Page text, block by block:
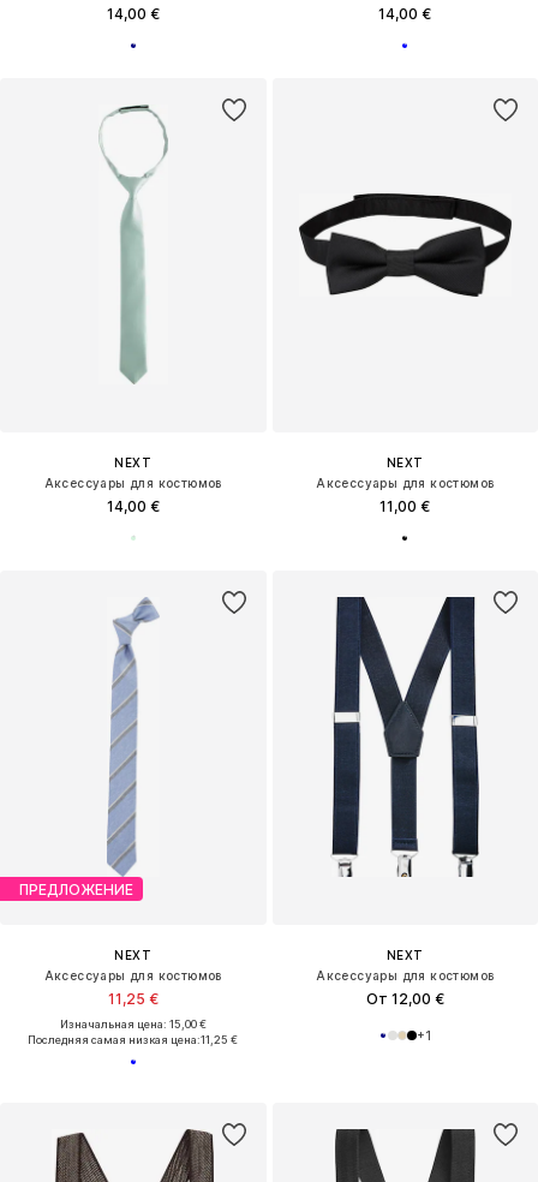
14,00 € 14,00 €
NEXT
Аксессуары для костюмов
14,00 €
NEXT
Аксессуары для костюмов
11,00 €
ПРЕДЛОЖЕНИЕ
NEXT
Аксессуары для костюмов
11,25 €
Изначальная цена: 15,00 €
Последняя самая низкая цена:11,25 €
NEXT
Аксессуары для костюмов
От 12,00 €
+1